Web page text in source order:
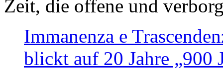
Zeit, die offene und
Immanenza e
blickt auf 20 Jahre „900